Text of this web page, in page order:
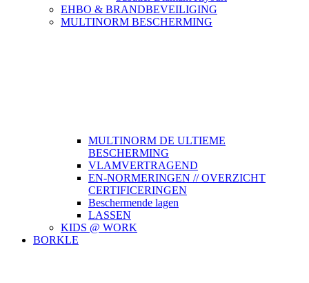
EHBO & BRANDBEVEILIGING
MULTINORM BESCHERMING
MULTINORM DE ULTIEME
BESCHERMING
VLAMVERTRAGEND
EN-NORMERINGEN // OVERZICHT
CERTIFICERINGEN
Beschermende lagen
LASSEN
KIDS @ WORK
BORKLE